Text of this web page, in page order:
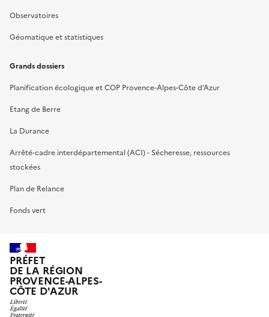
Observatoires
Géomatique et statistiques
Grands dossiers
Planification écologique et COP Provence-Alpes-Côte d’Azur
Etang de Berre
La Durance
Arrêté-cadre interdépartemental (ACI) - Sécheresse, ressources
stockées
Plan de Relance
Fonds vert
PRÉFET
DE LA RÉGION
PROVENCE-ALPES-
CÔTE D'AZUR